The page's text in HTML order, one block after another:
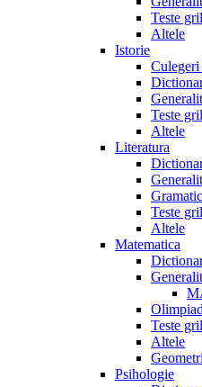
Teste
Altele
Istorie
Culegeri
Teste
Altele
Literatura
Teste
Altele
Matematica
Teste
Altele
Psihologie